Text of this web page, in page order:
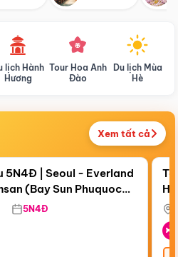
lịch Hành
Hương
Tour Hoa Anh
Đào
Du lịch Mùa
Hè
Xem tất cả
Điểm nổi bật
5N4Đ | Seoul - Everland
(Bay Sun Phuquoc
5N4Đ